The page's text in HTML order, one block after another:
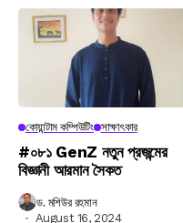
কোয়ান্টাম কম্পিউটিং সাক্ষাৎকার
#০৮১ GenZ নতুন প্রজন্মের
বিজ্ঞানী আরমান সৈকত
ড. মশিউর রহমান
August 16, 2024